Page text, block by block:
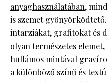
anyaghasználatában,
is szemet
intarziákat, grafitokat és
olyan természetes
hullámos mintával
a különböző színű és